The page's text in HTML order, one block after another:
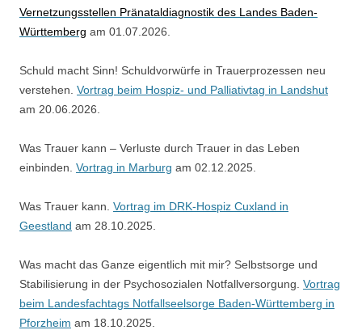
Vernetzungsstellen Pränataldiagnostik des Landes Baden-
Württemberg am 01.07.2026.
Schuld macht Sinn! Schuldvorwürfe in Trauerprozessen neu
verstehen. Vortrag beim Hospiz- und Palliativtag in Landshut
am 20.06.2026.
Was Trauer kann – Verluste durch Trauer in das Leben
einbinden. Vortrag in Marburg am 02.12.2025.
Was Trauer kann. Vortrag im DRK-Hospiz Cuxland in
Geestland am 28.10.2025.
Was macht das Ganze eigentlich mit mir? Selbstsorge und
Stabilisierung in der Psychosozialen Notfallversorgung. Vortrag
beim Landesfachtags Notfallseelsorge Baden-Württemberg in
Pforzheim am 18.10.2025.